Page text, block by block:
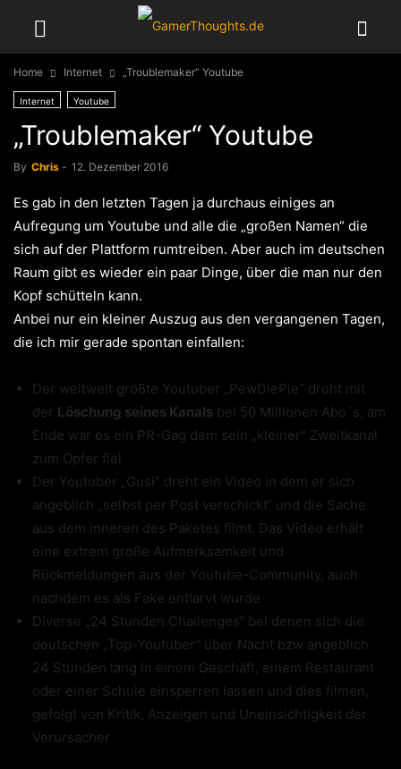
Home Internet „Troublemaker“ Youtube
Internet Youtube
„Troublemaker“ Youtube
By Chris - 12. Dezember 2016
Es gab in den letzten Tagen ja durchaus einiges an
Aufregung um Youtube und alle die „großen Namen“ die
sich auf der Plattform rumtreiben. Aber auch im deutschen
Raum gibt es wieder ein paar Dinge, über die man nur den
Kopf schütteln kann.
Anbei nur ein kleiner Auszug aus den vergangenen Tagen,
die ich mir gerade spontan einfallen:
Der weltweit größte Youtuber „PewDiePie“ droht mit
der Löschung seines Kanals bei 50 Millionen Abo´s, am
Ende war es ein PR-Gag dem sein „kleiner“ Zweitkanal
zum Opfer fiel
Der Youtuber „Gusi“ dreht ein Video in dem er sich
angeblich „selbst per Post verschickt“ und die Sache
aus dem inneren des Paketes filmt. Das Video erhält
eine extrem große Aufmerksamkeit und
Rückmeldungen aus der Youtube-Community, auch
nachdem es als Fake entlarvt wurde
Diverse „24 Stunden Challenges“ bei denen sich die
deutschen „Top-Youtuber“ über Nacht bzw angeblich
24 Stunden lang in einem Geschäft, einem Restaurant
oder einer Schule einsperren lassen und dies filmen,
gefolgt von Kritik, Anzeigen und Uneinsichtigkeit der
Verursacher